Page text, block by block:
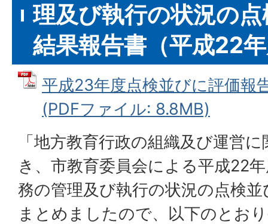
理及び執行の状況の
結果報告書（平成22
平成23年度点検並びに評価報
(PDFファイル: 8.8MB)
「地方教育行政の組織及び運営
き、市教育委員会による平成22
務の管理及び執行の状況の点検
まとめましたので、以下のとお